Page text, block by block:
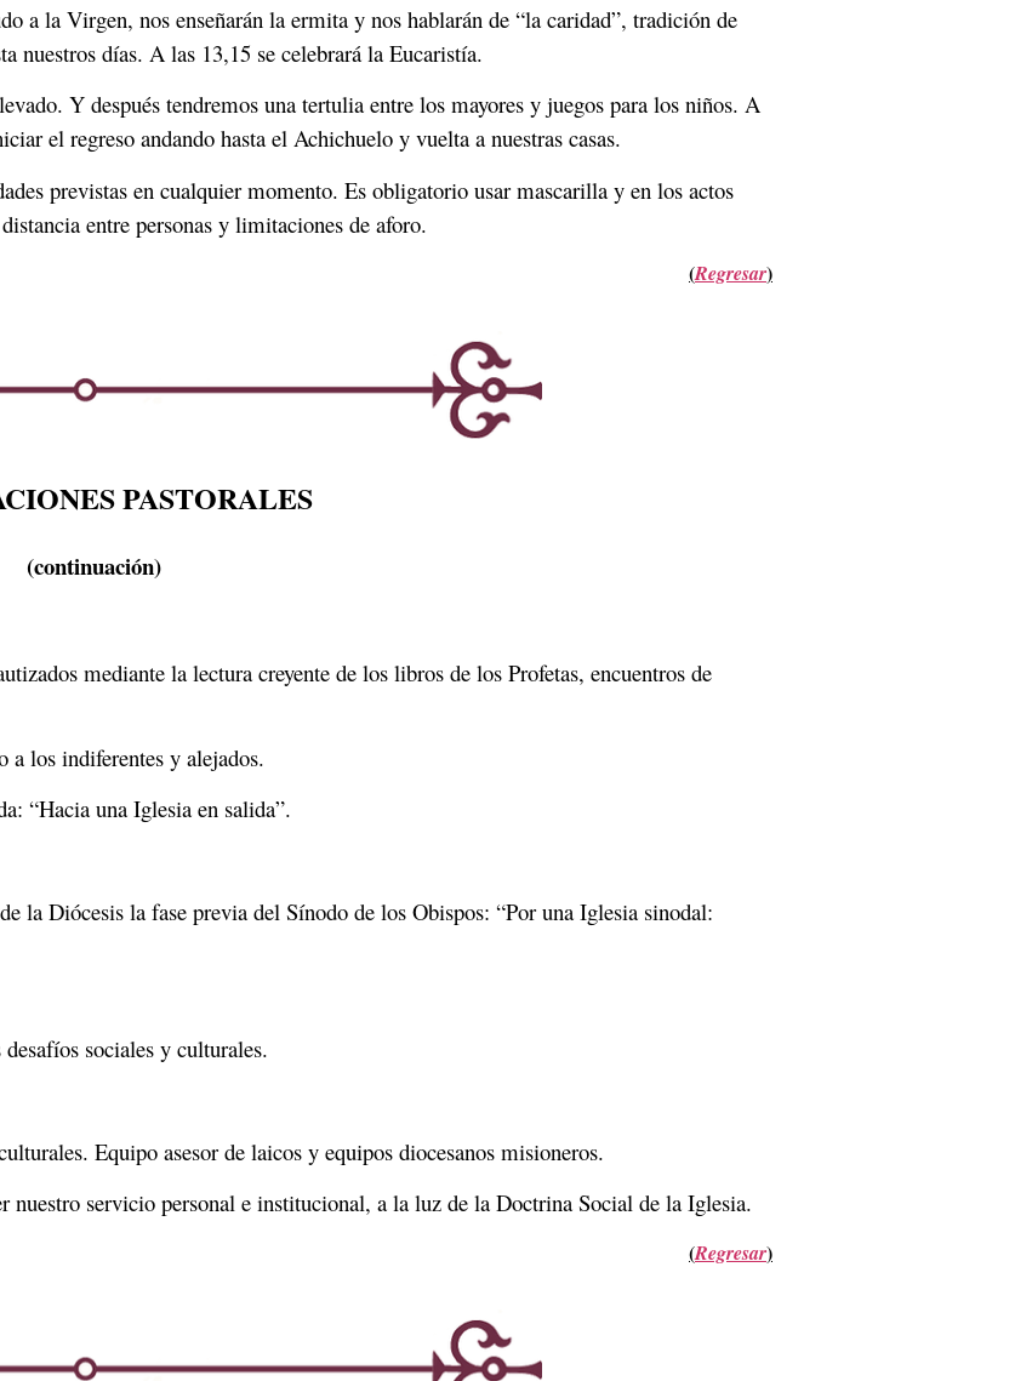
a la Virgen, nos enseñarán la ermita y nos hablarán de “la caridad”, tradición de
nuestros días. A las 13,15 se celebrará la Eucaristía.
Y después tendremos una tertulia entre los mayores y juegos para los niños. A
el regreso andando hasta el Achichuelo y vuelta a nuestras casas.
previstas en cualquier momento. Es obligatorio usar mascarilla y en los actos
entre personas y limitaciones de aforo.
(Regresar)
PASTORALES
(continuación)
mediante la lectura creyente de los libros de los Profetas, encuentros de
los indiferentes y alejados.
“Hacia una Iglesia en salida”.
la Diócesis la fase previa del Sínodo de los Obispos: “Por una Iglesia sinodal:
sociales y culturales.
Equipo asesor de laicos y equipos diocesanos misioneros.
nuestro servicio personal e institucional, a la luz de la Doctrina Social de la Iglesia.
(Regresar)